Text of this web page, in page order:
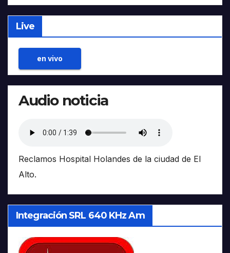
Live
en vivo
Audio noticia
Reclamos Hospital Holandes de la ciudad de El
Alto.
Integración SRL 640 KHz Am